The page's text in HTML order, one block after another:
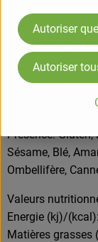
de pois chiche*,
couscous* (blé
graines de
épices* (contient
l'agriculture
Présence:
Sésame, Blé,
Ombellifère,
Valeurs
Energie (kj)/
Matières grasses
Autoriser
Autoriser